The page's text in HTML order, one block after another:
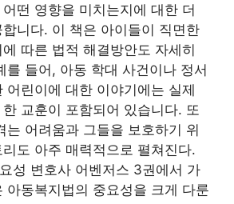
떤 영향을 미치는지에 대한 더
니다. 이 책은 아이들이 직면한
따른 법적 해결방안도 자세히
를 들어, 아동 학대 사건이나 정서
어린이에 대한 이야기에는 실제
교훈이 포함되어 있습니다. 또
는 어려움과 그들을 보호하기 위
도 아주 매력적으로 펼쳐진다.
성 변호사 어벤저스 3권에서 가
아동복지법의 중요성을 크게 다룬